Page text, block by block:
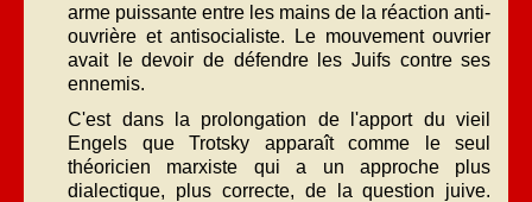
arme puissante entre les mains de la réaction anti-
ouvrière et antisocialiste. Le mouvement ouvrier
avait le devoir de défendre les Juifs contre ses
ennemis.
C'est dans la prolongation de l'apport du vieil
Engels que Trotsky apparaît comme le seul
théoricien marxiste qui a un approche plus
dialectique, plus correcte, de la question juive.